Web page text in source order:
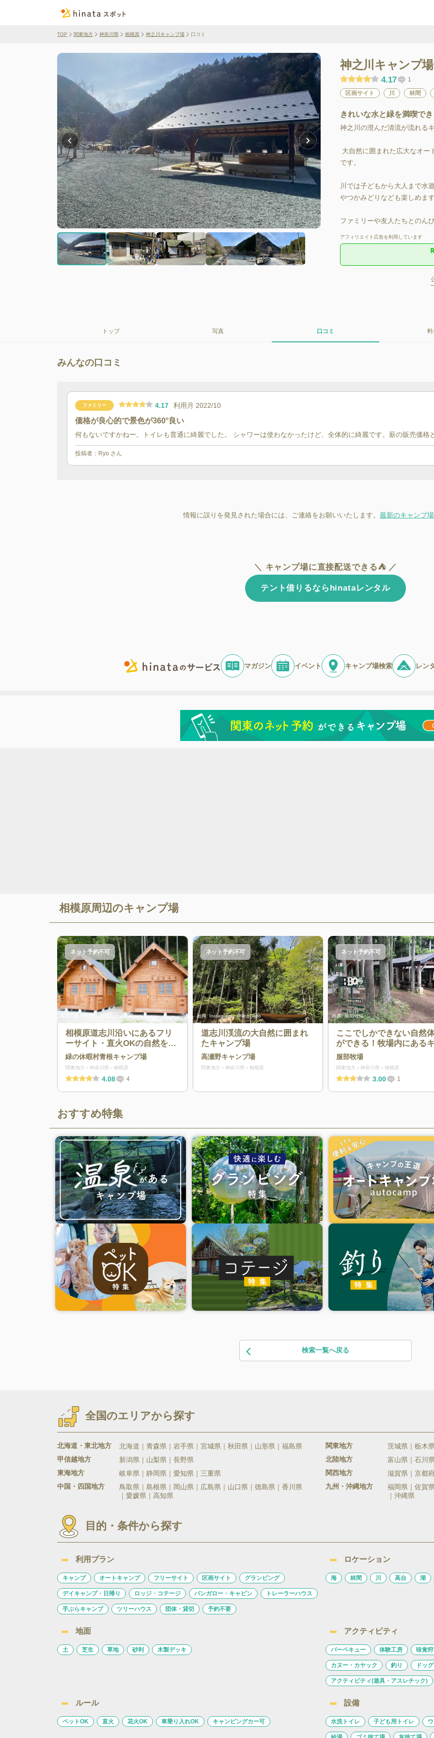
TOP 関東地方 神奈川県 相模原 神之川キャンプ場 口コミ
神之川キャンプ場
4.17
1
区画サイト
川 林間
きれいな水と緑を満喫で
神之川の澄んだ清流が流れる
です。
川では子どもから大人まで水
やつかみどりなども楽しめま
ファミリーや友人たちとのん
アフィリエイト広告を利用しています
トップ 写真 口コミ 料
みんなの口コミ
ファミリー 4.17 利用月 2022/10
価格が良心的で景色が360°良い
何もないですかねー。トイレも普通に綺麗でした。 シャワーは使わなかったけど、全体的に綺麗です。薪の販売価格と
投稿者： Ryo さん
情報に誤りを発見された場合には、ご連絡をお願いいたします。 最新のキャンプ
＼ キャンプ場に直接配送できる⛺ ／
テント借りるならhinataレンタル
マガジン イベント キャンプ場検索 レン
相模原周辺のキャンプ場
緑の休暇村 青根キャンプ場
ネット予約不可
相模原道志川沿いにあるフリ
ーサイト・直火OKの自然を満
喫できるキャンプ場
緑の休暇村青根キャンプ場
関東地方 神奈川県 相模原
4.08 4
出典: Instagram：@aco_apo
ネット予約不可
道志川渓流の大自然に囲まれ
たキャンプ場
高瀬野キャンプ場
関東地方 神奈川県 相模原
出典:服部牧場
ネット予約不可
ここでしかできない自然
ができる！牧場内にある
ンプ場
服部牧場
関東地方 神奈川県 相模原
3.00 1
おすすめ特集
検索一覧へ戻る
全国のエリアから探す
北海道・東北地方 北海道 青森県 岩手県 宮城県 秋田県 山形県 福島県 関東地方 茨城県 栃木県
甲信越地方
新潟県 山梨県 長野県 北陸地方 富山県 石川県
東海地方
岐阜県 静岡県 愛知県 三重県 関西地方 滋賀県 京都
中国・四国地方
鳥取県 島根県 岡山県 広島県 山口県 徳島県
香川県
愛媛県
高知県
九州・沖縄地方 福岡県 佐賀県
沖縄県
目的・条件から探す
利用プラン
キャンプ オートキャンプ フリーサイト 区画サイト グランピング
デイキャンプ・日帰り ロッジ・コテージ バンガロー・キャビン トレーラーハウス
手ぶらキャンプ ツリーハウス 団体・貸切 予約不要
ロケーション
海 林間 川 高台 湖
地面
土 芝生 草地 砂利 木製デッキ
アクティビティ
バーベキュー 体験工房 味覚狩
カヌー・カヤック 釣り ドッ
アクティビティ(遊具・アスレチック)
ルール
ペットOK 直火 花火OK 車乗り入れOK キャンピングカー可
設備
水洗トイレ 子ども用トイレ